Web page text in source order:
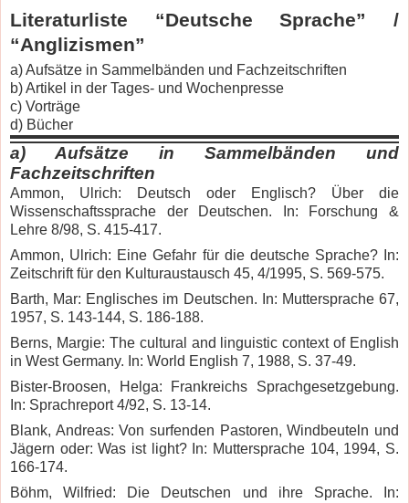
Literaturliste “Deutsche Sprache” /
“Anglizismen”
a)Aufsätze in Sammelbänden und Fachzeitschriften
b)Artikel in der Tages- und Wochenpresse
c) Vorträge
d) Bücher
a)
Aufsätze in Sammelbänden und
Fachzeitschriften
Ammon, Ulrich: Deutsch oder Englisch? Über die
Wissenschaftssprache der Deutschen. In: Forschung &
Lehre 8/98, S. 415-417.
Ammon, Ulrich: Eine Gefahr für die deutsche Sprache? In:
Zeitschrift für den Kulturaustausch 45, 4/1995, S. 569-575.
Barth, Mar: Englisches im Deutschen.
In: Muttersprache 67,
1957, S. 143-144, S. 186-188.
Berns, Margie: The cultural and linguistic context of English
in West Germany. In: World English 7, 1988, S. 37-49.
Bister-Broosen, Helga: Frankreichs Sprachgesetzgebung.
In: Sprachreport 4/92, S. 13-14.
Blank, Andreas: Von surfenden Pastoren, Windbeuteln und
Jägern oder: Was ist light? In: Muttersprache 104, 1994, S.
166-174.
Böhm, Wilfried: Die Deutschen und ihre Sprache. In: